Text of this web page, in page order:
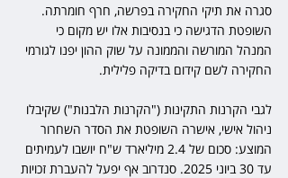
סגרה את תיקי החקירה בפרשה, חרף חומרתה.
השופטת הדגישה כי בנסיבות אלו יש מקום כי
המנהל המורשה והממונה על שוק ההון יפנו לגורמי
החקירה לשם קידום בדיקה פלילית.
לגבי הקרנות התקינות ("הקרנות הלבנות") שקיבלו
ניהול אישי, אישרה השופטת את הסדר השחרור
המוצע: סכום של 2.4 מיליארד ש"ח יושבו לעמיתים
עד 30 ביוני 2025. סנדרוב אף יפעל להעברת זכויות